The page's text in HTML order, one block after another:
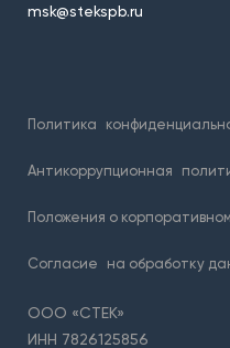
msk@stekspb.ru
Политика
Антикоррупционная
Положения о
Согласие на обработку
ООО «СТЕК»
ИНН 7826125856